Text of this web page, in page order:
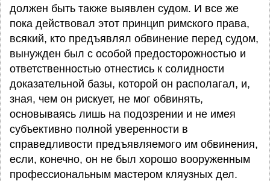
должен быть также выявлен судом. И все же
пока действовал этот принцип римского права,
всякий, кто предъявлял обвинение перед судом,
вынужден был с особой предосторожностью и
ответственностью отнестись к солидности
доказательной базы, которой он располагал, и,
зная, чем он рискует, не мог обвинять,
основываясь лишь на подозрении и не имея
субъективно полной уверенности в
справедливости предъявляемого им обвинения,
если, конечно, он не был хорошо вооруженным
профессиональным мастером кляузных дел.